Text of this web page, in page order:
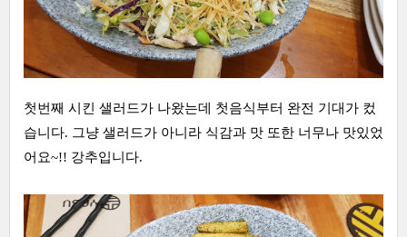
첫번째 시킨 샐러드가 나왔는데 첫음식부터 완전 기대가 컸
습니다. 그냥 샐러드가 아니라 식감과 맛 또한 너무나 맛있었
어요~!! 강추입니다.